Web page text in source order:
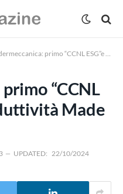
primo “CCNL ESG”e patto-produttività Made Italy
“CCNL
Made
UPDATED: 22/10/2024